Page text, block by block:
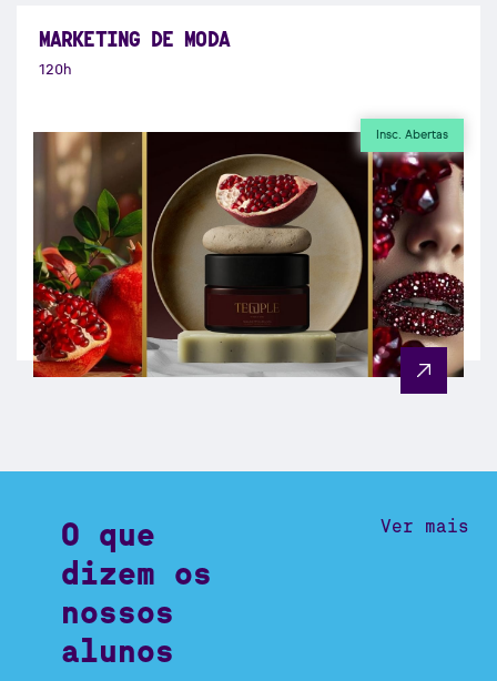
MARKETING DE MODA
120h
Insc. Abertas
O que
dizem os
nossos
alunos
Ver mais